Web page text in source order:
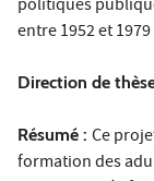
politiques
entre 1952 et 1979
Direction de
Résumé : Ce
formation des